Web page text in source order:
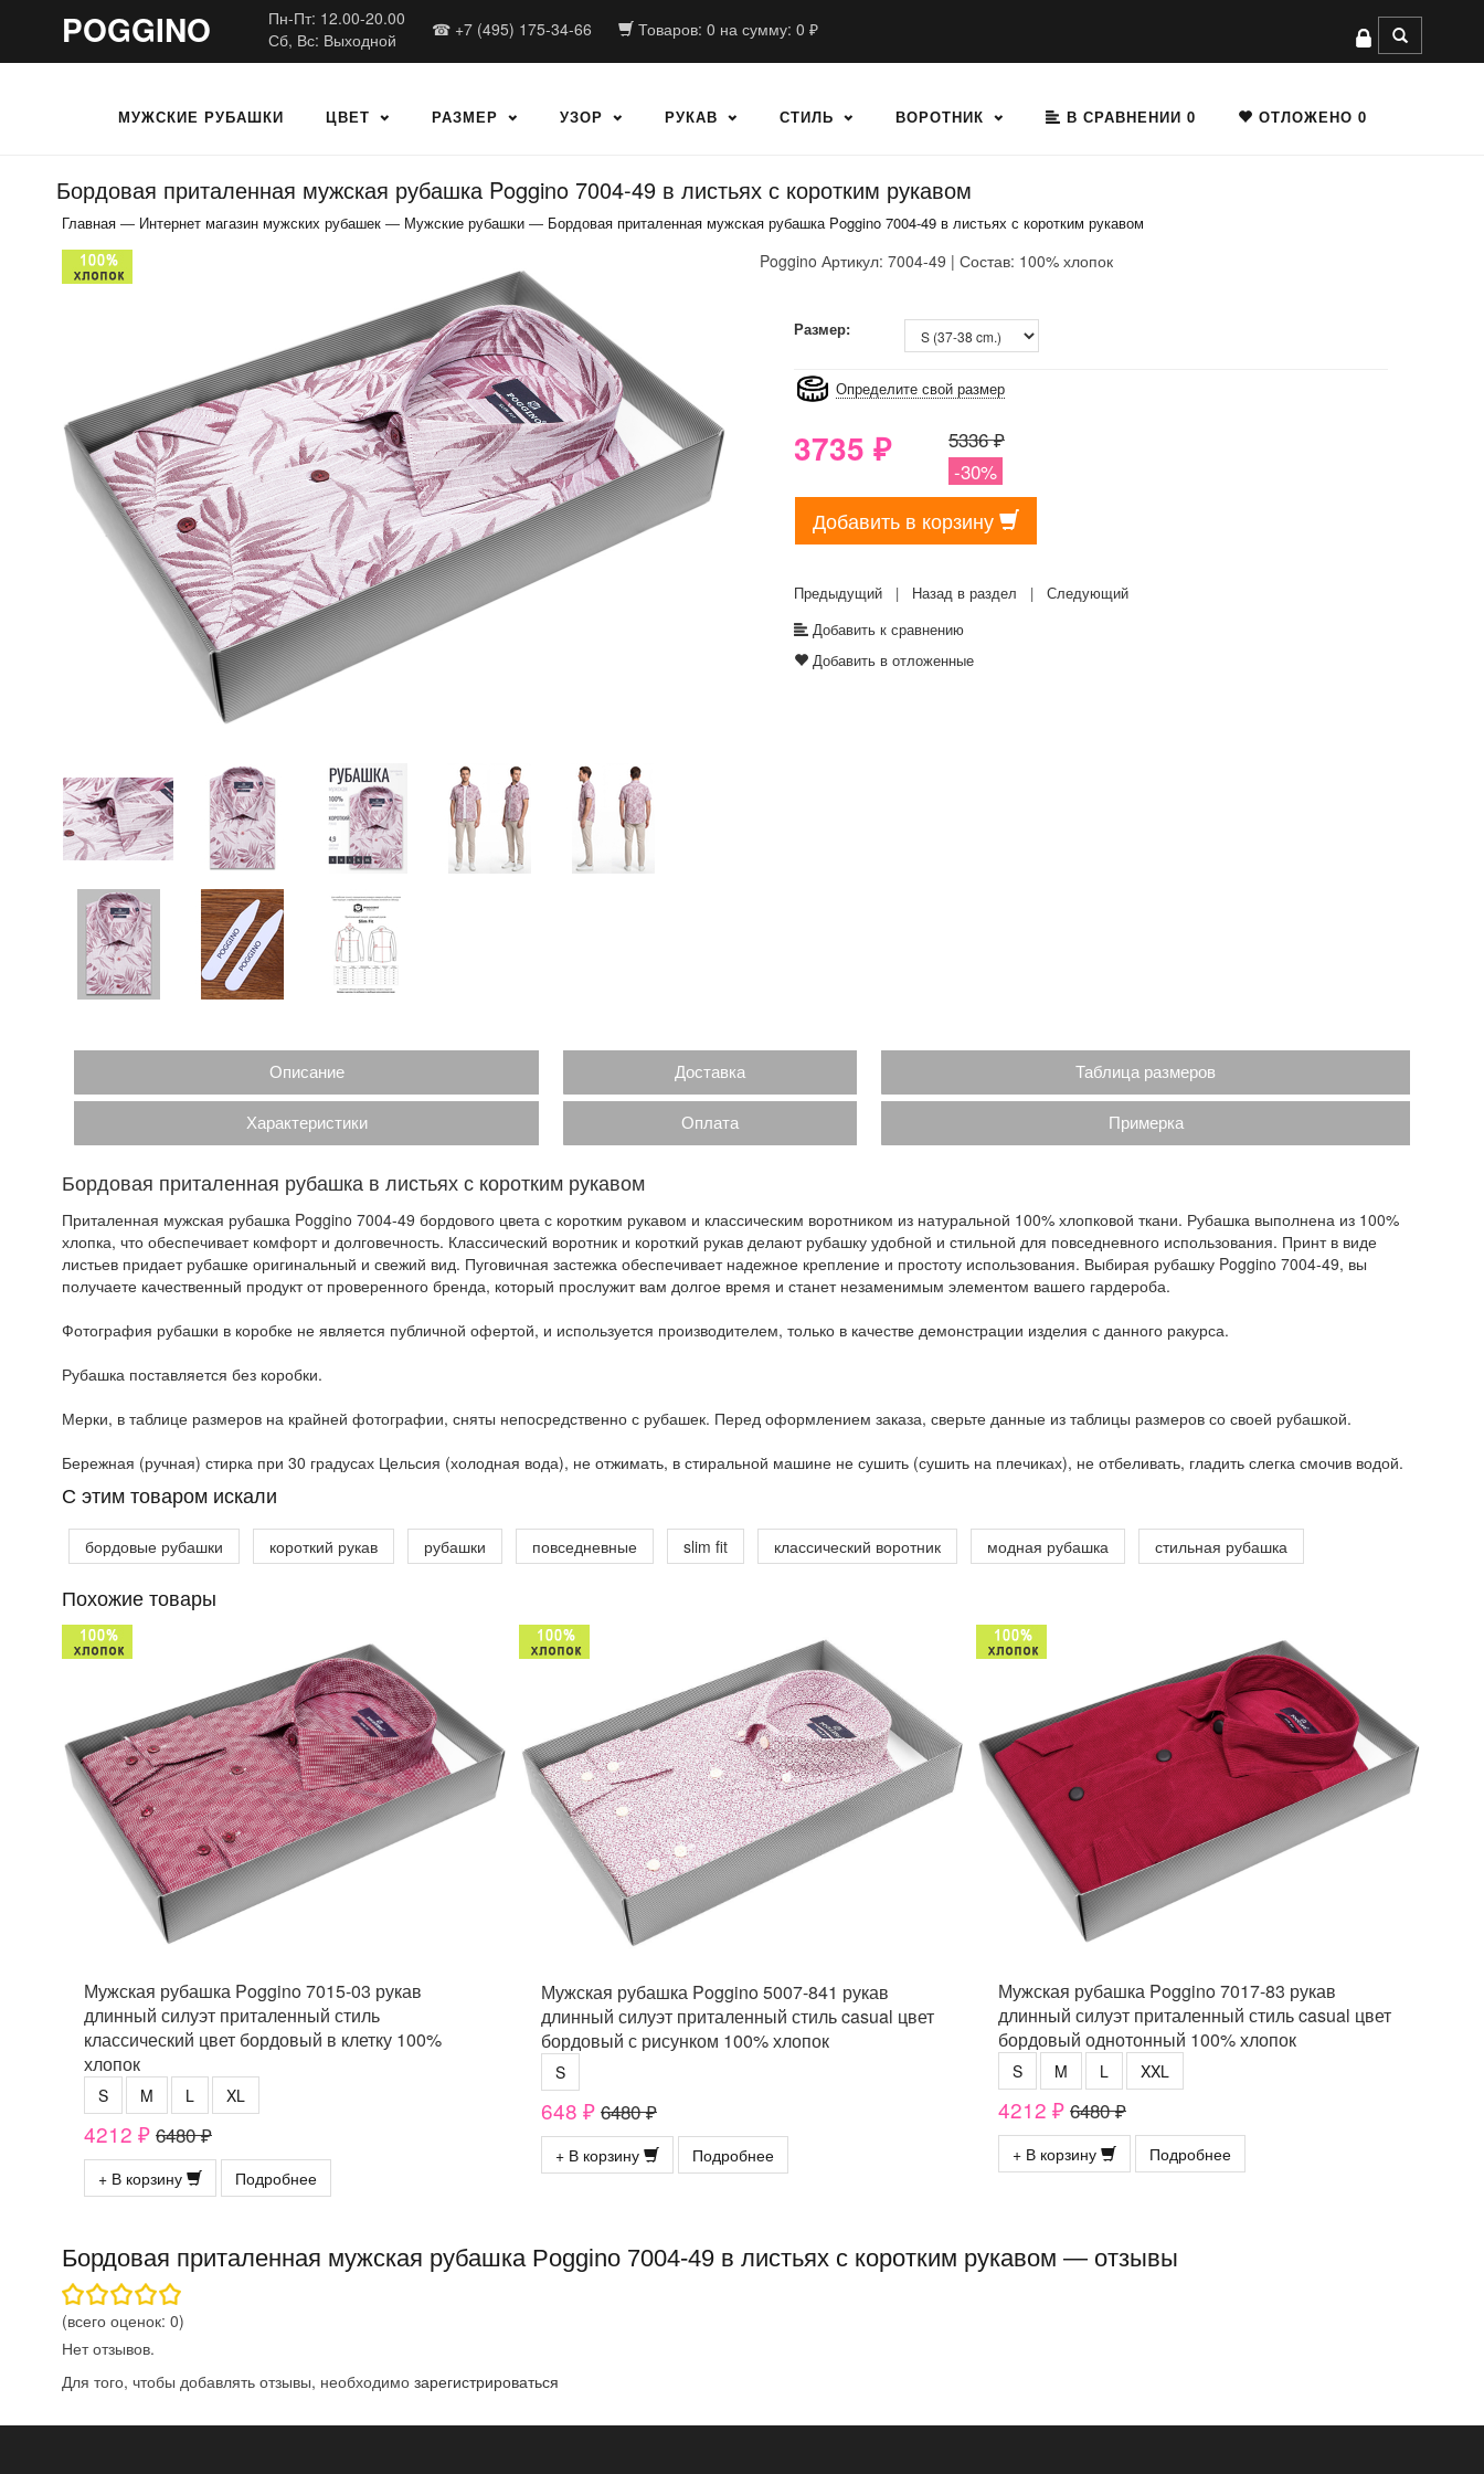
POGGINO
Пн-Пт: 12.00-20.00
Сб, Вс: Выходной
☎ +7 (495) 175-34-66 Товаров: 0 на сумму: 0 ₽
МУЖСКИЕ РУБАШКИ ЦВЕТ РАЗМЕР УЗОР РУКАВ СТИЛЬ ВОРОТНИК В СРАВНЕНИИ 0 ОТЛОЖЕНО 0
Бордовая приталенная мужская рубашка Poggino 7004-49 в листьях с коротким рукавом
Главная — Интернет магазин мужских рубашек — Мужские рубашки — Бордовая приталенная мужская рубашка Poggino 7004-49 в листьях с коротким рукавом
Poggino Артикул: 7004-49 | Состав: 100% хлопок
Размер:
Определите свой размер
3735 ₽
5336 ₽
-30%
Добавить в корзину
Предыдущий | Назад в раздел | Следующий
Добавить к сравнению
Добавить в отложенные
Описание Доставка Таблица размеров
Характеристики Оплата Примерка
Бордовая приталенная рубашка в листьях с коротким рукавом
Приталенная мужская рубашка Poggino 7004-49 бордового цвета с коротким рукавом и классическим воротником из натуральной 100% хлопковой ткани. Рубашка выполнена из 100%
хлопка, что обеспечивает комфорт и долговечность. Классический воротник и короткий рукав делают рубашку удобной и стильной для повседневного использования. Принт в виде
листьев придает рубашке оригинальный и свежий вид. Пуговичная застежка обеспечивает надежное крепление и простоту использования. Выбирая рубашку Poggino 7004-49, вы
получаете качественный продукт от проверенного бренда, который прослужит вам долгое время и станет незаменимым элементом вашего гардероба.
Фотография рубашки в коробке не является публичной офертой, и используется производителем, только в качестве демонстрации изделия с данного ракурса.
Рубашка поставляется без коробки.
Мерки, в таблице размеров на крайней фотографии, сняты непосредственно с рубашек. Перед оформлением заказа, сверьте данные из таблицы размеров со своей рубашкой.
Бережная (ручная) стирка при 30 градусах Цельсия (холодная вода), не отжимать, в стиральной машине не сушить (сушить на плечиках), не отбеливать, гладить слегка смочив водой.
C этим товаром искали
бордовые рубашки короткий рукав рубашки повседневные slim fit классический воротник модная рубашка стильная рубашка
Похожие товары
Мужская рубашка Poggino 7015-03 рукав
длинный силуэт приталенный стиль
классический цвет бордовый в клетку 100%
хлопок
S M L XL
4212 ₽ 6480 ₽
+ В корзину Подробнее
Мужская рубашка Poggino 5007-841 рукав
длинный силуэт приталенный стиль casual цвет
бордовый с рисунком 100% хлопок
S
648 ₽ 6480 ₽
+ В корзину Подробнее
Мужская рубашка Poggino 7017-83 рукав
длинный силуэт приталенный стиль casual цвет
бордовый однотонный 100% хлопок
S M L XXL
4212 ₽ 6480 ₽
+ В корзину Подробнее
Бордовая приталенная мужская рубашка Poggino 7004-49 в листьях с коротким рукавом — отзывы
(всего оценок: 0)
Нет отзывов.
Для того, чтобы добавлять отзывы, необходимо зарегистрироваться